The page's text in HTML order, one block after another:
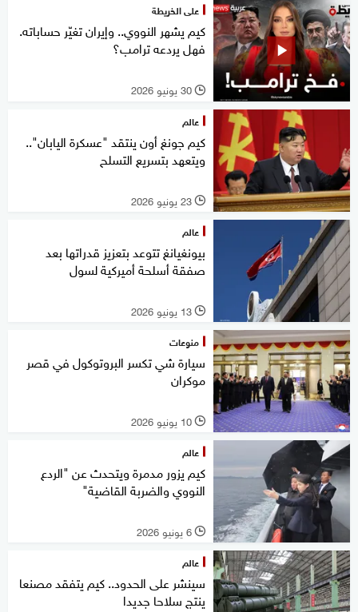
على الخريطة
كيم يشهر النووي.. وإيران تغيّر حساباته.
فهل يردعه ترامب؟
l 30 يونيو 2026
عالم
كيم جونغ أون ينتقد "عسكرة اليابان"..
ويتعهد بتسريع التسلح
l 23 يونيو 2026
عالم
بيونغيانغ تتوعد بتعزيز قدراتها بعد
صفقة أسلحة أميركية لسول
l 13 يونيو 2026
منوعات
سيارة شي تكسر البروتوكول في قصر
موكران
l 10 يونيو 2026
عالم
كيم يزور مدمرة ويتحدث عن "الردع
النووي والضربة القاضية"
l 6 يونيو 2026
عالم
سينشر على الحدود.. كيم يتفقد مصنعا
ينتج سلاحا جديدا